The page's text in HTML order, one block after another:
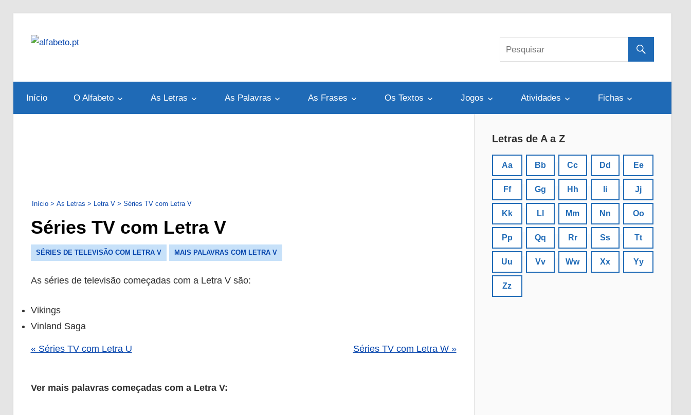
o
Alfabeto
Português
Início O Alfabeto As Letras As Palavras As Frases Os Textos Jogos Atividades Fichas
Início > As Letras > Letra V > Séries TV com Letra V
Séries TV com Letra V
SÉRIES DE TELEVISÃO COM LETRA V MAIS PALAVRAS COM LETRA V
As séries de televisão começadas com a Letra V são:
Vikings
Vinland Saga
« Séries TV com Letra U Séries TV com Letra W »
Ver mais palavras começadas com a Letra V:
Letras de A a Z
Aa Bb Cc Dd Ee
Ff Gg Hh Ii Jj
Kk Ll Mm Nn Oo
Pp Qq Rr Ss Tt
Uu Vv Ww Xx Yy
Zz